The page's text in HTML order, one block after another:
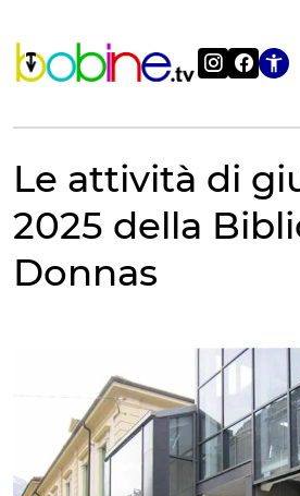
contenuto
Le attività di
2025 della
Donnas